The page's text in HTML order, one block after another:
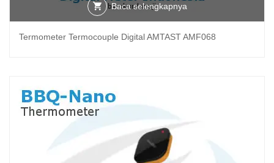
Baca selengkapnya
Termometer Termocouple Digital AMTAST AMF068